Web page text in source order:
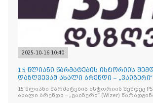
2025-10-16 10:40
15 წლიანი წარმატების ისტორიის
დაზღვევამ ახალი ბრენდი – „ვაიზერი“
წარადგინა
15 წლიანი წარმატების ისტორიის შემდეგ
ახალი ბრენდი – „ვაიზერი“ (Wizer)